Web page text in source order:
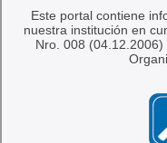
Este portal contiene
nuestra institución en
Nro. 008